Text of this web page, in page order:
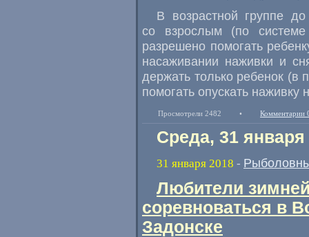
В возрастной группе
со взрослым
(по системе
разрешено помогать
насаживании наживки и
держать только ребенок (в
помогать опускать наживку
Просмотрели 2482 • Комментарии
Среда, 31 января
31 января 2018 -
Любители
соревноваться в
Задонске